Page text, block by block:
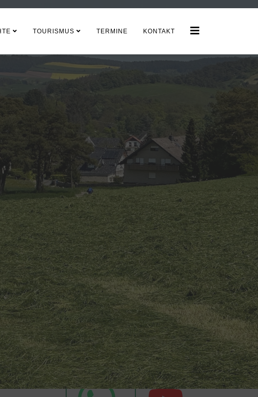
TOURISMUS TERMINE KONTAKT
Webseite
des
Ansichten,
auch
Wetter Weyer
Weyer auf Social Media